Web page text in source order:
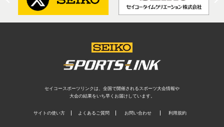
セイコースポーツリンクは、全国で開催されるスポーツ大会情報や
大会の結果をいち早くお届けしています。
サイトの使い方 よくあるご質問 お問い合わせ 利用規約